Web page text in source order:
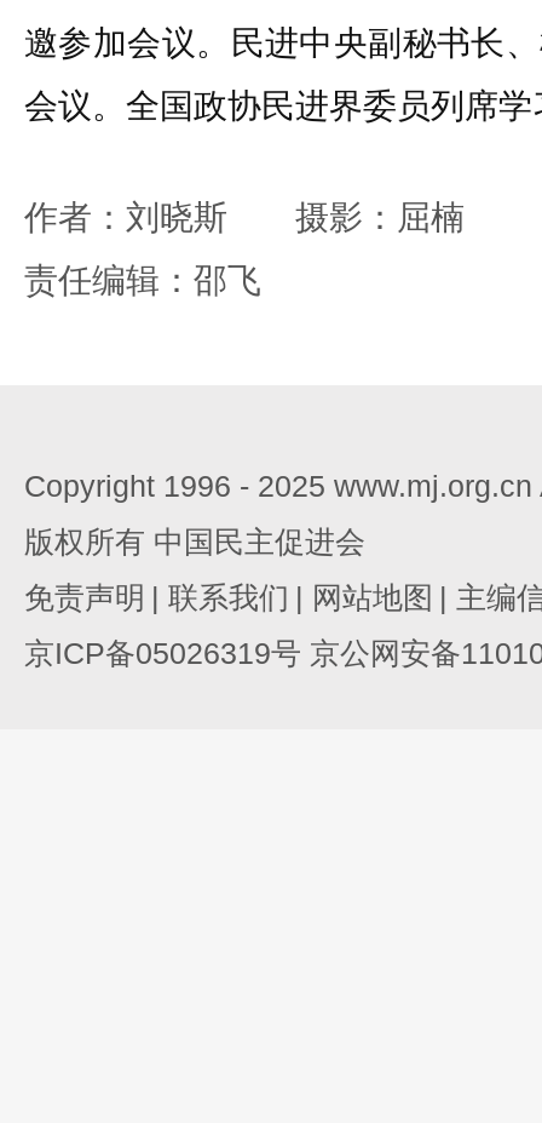
邀参加会议。民进中央副秘书长
会议。全国政协民进界委员列席学
作者：刘晓斯 摄影：屈楠
责任编辑：邵飞
Copyright 1996 - 2025
版权所有 中国民主促进会
免责声明 | 联系我们 | 网站地图 | 主编
京ICP备05026319号 京公网安备